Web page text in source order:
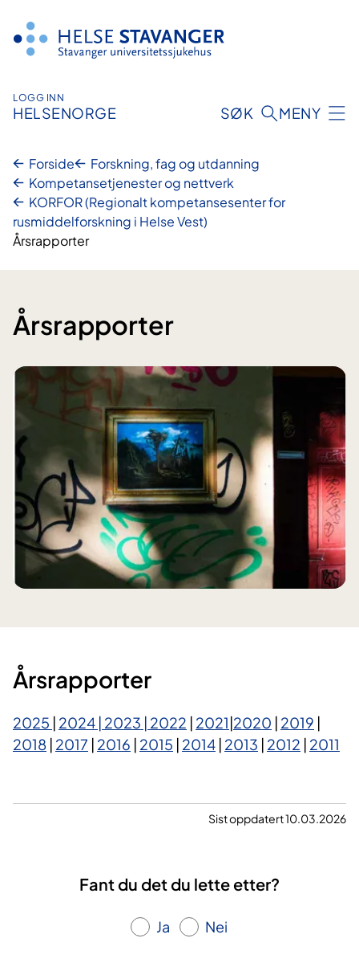
innhold
LOGG INN
HELSENORGE SØK MENY
Forside
Forskning, fag og utdanning
Kompetansetjenester og nettverk
KORFOR (Regionalt kompetansesenter for
rusmiddelforskning i Helse Vest)
Årsrapporter
Årsrapporter
​​​Årsrapporter​​​​​
2025 | 2024 | 2023 | 2022​ | 2021​|2020 | 2019 |
2018 | 2017 | 2016 | 2015 | 2014 | 2013 | 2012 | 2011
Sist oppdatert 10.03.2026
Fant du det du lette etter?
Ja Nei